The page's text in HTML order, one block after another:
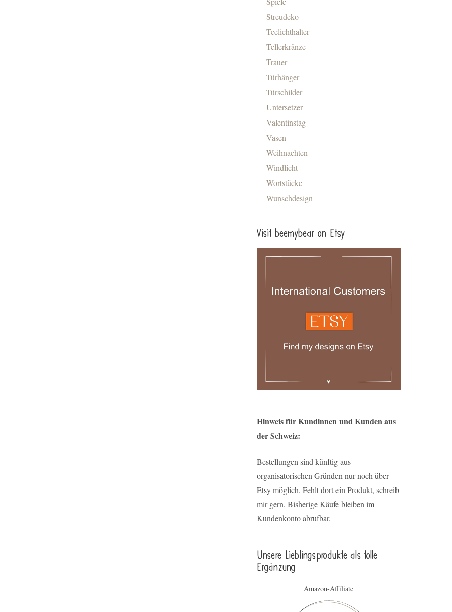
Streudeko
Teelichthalter
Tellerkränze
Trauer
Türhänger
Türschilder
Untersetzer
Valentinstag
Vasen
Weihnachten
Windlicht
Wortstücke
Wunschdesign
Visit beemybear on Etsy
Hinweis für Kundinnen und Kunden aus
der Schweiz:
Bestellungen sind künftig aus
organisatorischen Gründen nur noch über
Etsy möglich. Fehlt dort ein Produkt, schreib
mir gern. Bisherige Käufe bleiben im
Kundenkonto abrufbar.
Unsere Lieblings­pro­duk­te als tolle
Ergän­zung
Amazon-Affiliate